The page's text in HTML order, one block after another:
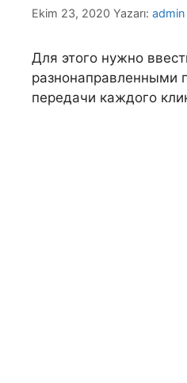
Ekim 23, 2020 Yazarı: admin
Для этого нужно
разнонаправленными
передачи каждого